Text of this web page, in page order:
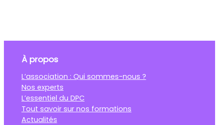
À propos
L’association : Qui sommes-nous ?
Nos experts
L’essentiel du DPC
Tout savoir sur nos formations
Actualités